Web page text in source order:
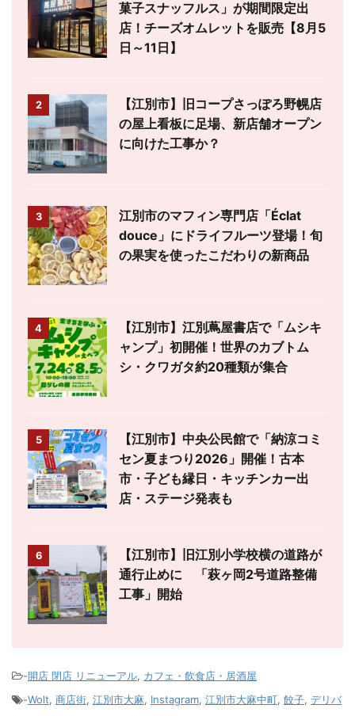
菓子スナッフルス」が期間限定出
店！チーズオムレットを販売【8月5
日～11日】
2
【江別市】旧コープさっぽろ野幌店
の屋上看板に足場、新店舗オープン
に向けた工事か？
3
江別市のマフィン専門店「Éclat
douce」にドライフルーツ登場！旬
の果実を使ったこだわりの新商品
4
【江別市】江別蔦屋書店で「ムシキ
ャンプ」初開催！世界のカブトム
シ・クワガタ約20種類が集合
5
【江別市】中央公民館で「納涼コミ
セン夏まつり2026」開催！古本
市・子ども縁日・キッチンカー出
店・ステージ発表も
6
【江別市】旧江別小学校横の道路が
通行止めに 「萩ヶ岡2号道路整備
工事」開始
-開店 閉店 リニューアル, カフェ・飲食店・居酒屋
-Wolt, 商店街, 江別市大麻, Instagram, 江別市大麻中町, 餃子, デリバ